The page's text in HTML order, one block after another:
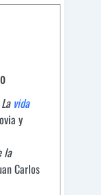
La vida
y
la
Carlos